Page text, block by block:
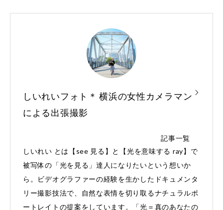
しいれいフォト＊ 横浜の女性カメラマン
による出張撮影
記事一覧
しいれい とは【see 見る】と【光を意味する ray】で
被写体の「光を見る」達人になりたいという想いか
ら。ビデオグラファーの経験を生かしたドキュメンタ
リー撮影技法で、自然な表情を切り取るナチュラルポ
ートレイトの提案をしています。「光＝真のあなたの